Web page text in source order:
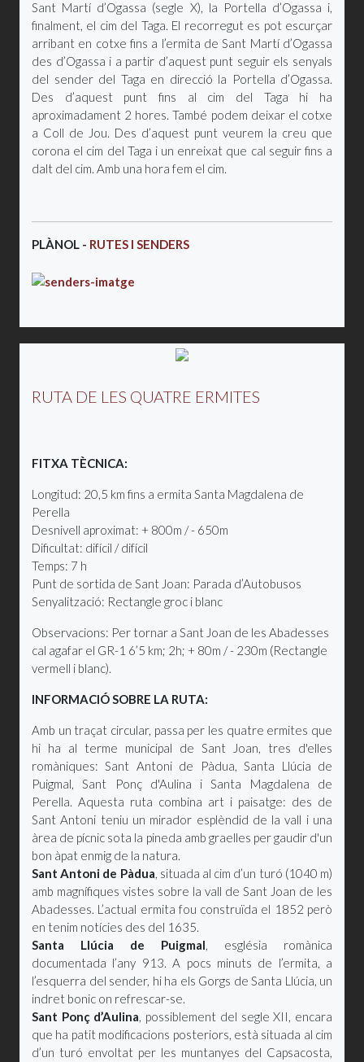
Sant Martí d’Ogassa (segle X), la Portella d’Ogassa i,
finalment, el cim del Taga. El recorregut es pot escurçar
arribant en cotxe fins a l’ermita de Sant Martí d’Ogassa
des d’Ogassa i a partir d’aquest punt seguir els senyals
del sender del Taga en direcció la Portella d’Ogassa.
Des d’aquest punt fins al cim del Taga hi ha
aproximadament 2 hores. També podem deixar el cotxe
a Coll de Jou. Des d’aquest punt veurem la creu que
corona el cim del Taga i un enreixat que cal seguir fins a
dalt del cim. Amb una hora fem el cim.
PLÀNOL - RUTES I SENDERS
RUTA DE LES QUATRE ERMITES
FITXA TÈCNICA:
Longitud: 20,5 km fins a ermita Santa Magdalena de
Perella
Desnivell aproximat: + 800m / - 650m
Dificultat: difícil / difícil
Temps: 7 h
Punt de sortida de Sant Joan: Parada d’Autobusos
Senyalització: Rectangle groc i blanc
Observacions: Per tornar a Sant Joan de les Abadesses
cal agafar el GR-1 6’5 km; 2h; + 80m / - 230m (Rectangle
vermell i blanc).
INFORMACIÓ SOBRE LA RUTA:
Amb un traçat circular, passa per les quatre ermites que
hi ha al terme municipal de Sant Joan, tres d'elles
romàniques: Sant Antoni de Pàdua, Santa Llúcia de
Puigmal, Sant Ponç d'Aulina i Santa Magdalena de
Perella. Aquesta ruta combina art i paisatge: des de
Sant Antoni teniu un mirador esplèndid de la vall i una
àrea de pícnic sota la pineda amb graelles per gaudir d'un
bon àpat enmig de la natura.
Sant Antoni de Pàdua, situada al cim d’un turó (1040 m)
amb magnífiques vistes sobre la vall de Sant Joan de les
Abadesses. L’actual ermita fou construïda el 1852 però
en tenim notícies des del 1635.
Santa Llúcia de Puigmal, església romànica
documentada l’any 913. A pocs minuts de l’ermita, a
l’esquerra del sender, hi ha els Gorgs de Santa Llúcia, un
indret bonic on refrescar-se.
Sant Ponç d’Aulina, possiblement del segle XII, encara
que ha patit modificacions posteriors, està situada al cim
d’un turó envoltat per les muntanyes del Capsacosta,